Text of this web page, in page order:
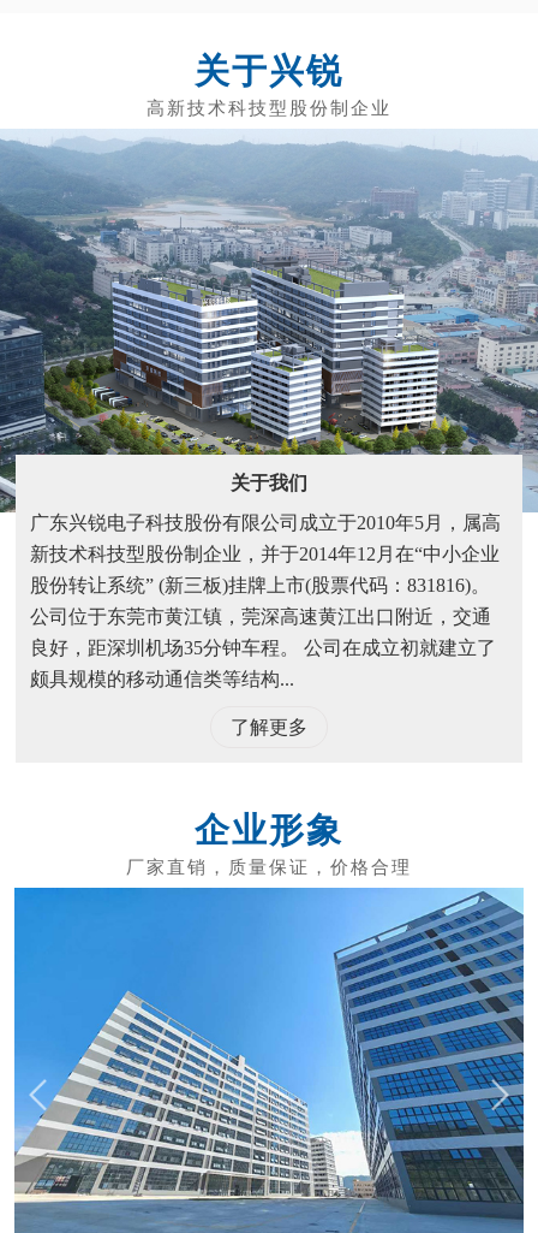
关于兴锐
关于我们
广东兴锐电子科技股份有限公司成立于2010年5月，属高
新技术科技型股份制企业，并于2014年12月在“中小企业
股份转让系统” (新三板)挂牌上市(股票代码：831816)。
公司位于东莞市黄江镇，莞深高速黄江出口附近，交通
良好，距深圳机场35分钟车程。 公司在成立初就建立了
颇具规模的移动通信类等结构...
了解更多
企业形象